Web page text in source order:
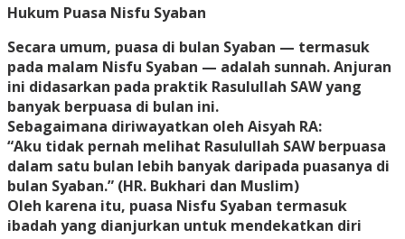
Hukum Puasa Nisfu Syaban
Secara umum, puasa di bulan Syaban — termasuk
pada malam Nisfu Syaban — adalah sunnah. Anjuran
ini didasarkan pada praktik Rasulullah SAW yang
banyak berpuasa di bulan ini.
Sebagaimana diriwayatkan oleh Aisyah RA:
“Aku tidak pernah melihat Rasulullah SAW berpuasa
dalam satu bulan lebih banyak daripada puasanya di
bulan Syaban.” (HR. Bukhari dan Muslim)
Oleh karena itu, puasa Nisfu Syaban termasuk
ibadah yang dianjurkan untuk mendekatkan diri